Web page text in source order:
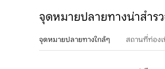
จุดหมายปลายทางน่าสำร
จุดหมายปลายทางใกล้ๆ สถานที่ท่อง